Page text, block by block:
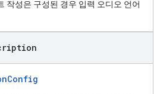
작성은 구성된 경우 입력 오디오 언어